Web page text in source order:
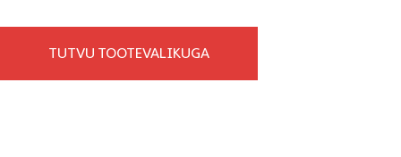
TUTVU TOOTEVALIKUGA